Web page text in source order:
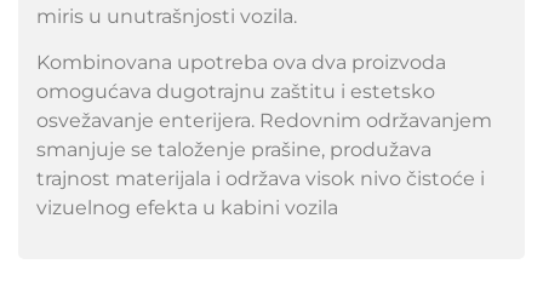
miris u unutrašnjosti vozila.
Kombinovana upotreba ova dva proizvoda
omogućava dugotrajnu zaštitu i estetsko
osvežavanje enterijera. Redovnim održavanjem
smanjuje se taloženje prašine, produžava
trajnost materijala i održava visok nivo čistoće i
vizuelnog efekta u kabini vozila